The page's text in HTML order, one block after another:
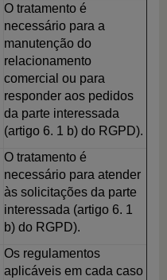
O tratamento é
necessário para a
manutenção do
relacionamento
comercial ou para
responder aos pedidos
da parte interessada
(artigo 6. 1 b) do RGPD).
O tratamento é
necessário para atender
às solicitações da parte
interessada (artigo 6. 1
b) do RGPD).
Os regulamentos
aplicáveis em cada caso